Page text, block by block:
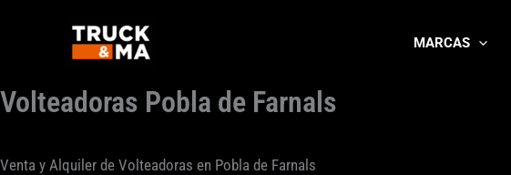
MARCAS
Volteadoras Pobla de Farnals
Venta y Alquiler de Volteadoras en Pobla de Farnals